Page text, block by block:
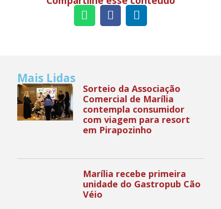
Mais Lidas
Sorteio da Associação
Comercial de Marília
contempla consumidor
com viagem para resort
em Pirapozinho
Marília recebe primeira
unidade do Gastropub Cão
Véio